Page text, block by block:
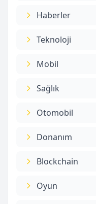
Haberler
Teknoloji
Mobil
Sağlık
Otomobil
Donanım
Blockchain
Oyun